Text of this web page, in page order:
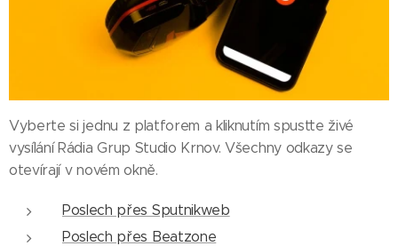
Vyberte si jednu z platforem a kliknutím spusťte živé
vysílání Rádia Grup Studio Krnov. Všechny odkazy se
otevírají v novém okně.
Poslech přes Sputnikweb
Poslech přes Beatzone